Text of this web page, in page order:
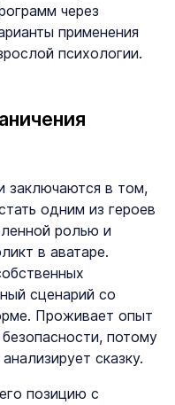
через
применения
психологии.
заключаются в том,
одним из героев
ролью и
в аватаре.
сценарий со
Проживает опыт
потому
сказку.
позицию с